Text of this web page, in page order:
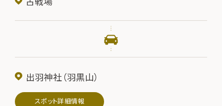
出羽神社（羽黒山）
スポット詳細情報